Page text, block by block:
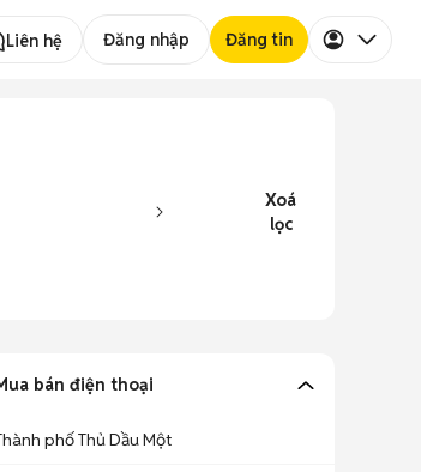
Liên hệ Đăng nhập Đăng tin
Xoá
lọc
bán điện thoại
phố Thủ Dầu Một